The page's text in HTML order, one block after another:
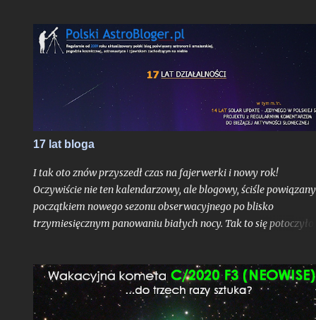
odkrycia był bardzo jasny jak na kometę, mając blask rzędu
mag.
17 lat bloga
I tak oto znów przyszedł czas na fajerwerki i nowy rok!
Oczywiście nie ten kalendarzowy, ale blogowy, ściśle
początkiem nowego sezonu obserwacyjnego po blisko
trzymiesięcznym panowaniu białych nocy. Tak to się
Ziemia niedługo po aphelium i maksymalnym dystansie od
Słońca w ciągu roku, zamyka swoje kolejne, już siedemnaste,
okrążenie wokół naszej Dziennej Gwiazdy odkąd w